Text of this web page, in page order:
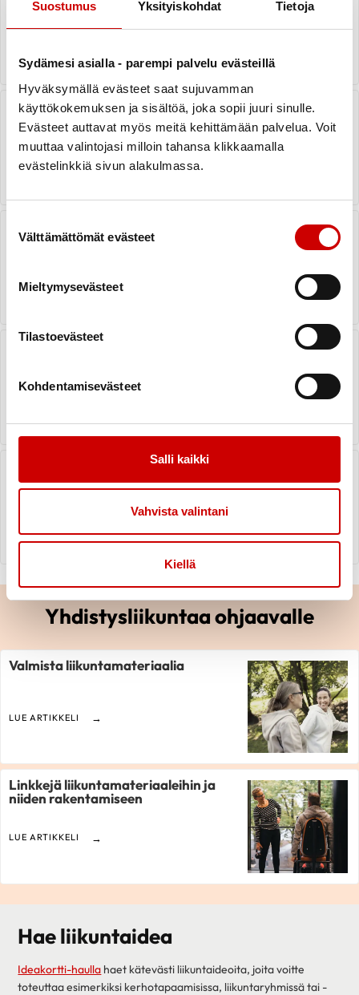
Suostumus Yksityiskohdat Tietoja
Sydämesi asialla - parempi palvelu evästeillä
Hyväksymällä evästeet saat sujuvamman
käyttökokemuksen ja sisältöä, joka sopii juuri sinulle.
Evästeet auttavat myös meitä kehittämään palvelua. Voit
muuttaa valintojasi milloin tahansa klikkaamalla
evästelinkkiä sivun alakulmassa.
Välttämättömät evästeet
Mieltymysevästeet
Tilastoevästeet
Kohdentamisevästeet
Salli kaikki
Vahvista valintani
Kiellä
Mahdollisia tehtäviä
sydänyhdistyksen
liikuntavastaaville ja vapaaehtoisille
kehittäminen työkalun avulla
Lomakkeita ja kyselyitä
Yhteistyö oman kunnan kanssa
Yhdistysliikuntaa ohjaavalle
Valmista liikuntamateriaalia
LUE ARTIKKELI
Linkkejä liikuntamateriaaleihin ja
niiden rakentamiseen
LUE ARTIKKELI
Hae liikuntaidea
Ideakortti-haulla haet kätevästi liikuntaideoita, joita voitte
toteuttaa esimerkiksi kerhotapaamisissa, liikuntaryhmissä tai -